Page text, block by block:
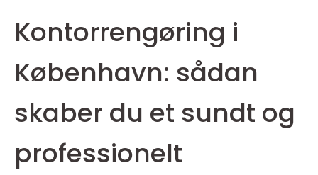
Kontorrengøring i
København: sådan
skaber du et sundt og
professionelt